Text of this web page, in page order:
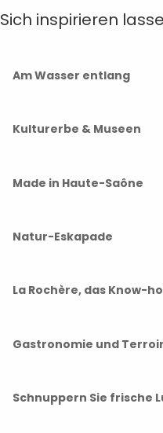
Sich inspirieren
Am Wasser entlang
Kulturerbe & Museen
Made in Haute-Saône
Natur-Eskapade
La Rochère, das Know-
Gastronomie und
Schnuppern Sie frische